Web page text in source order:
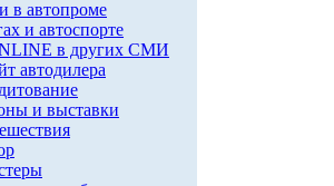
в автопроме
и автоспорте
в других СМИ
автодилера
и выставки